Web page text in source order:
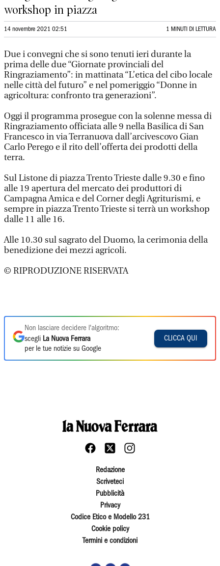
workshop in piazza
14 novembre 2021 02:51 1 MINUTI DI LETTURA
Due i convegni che si sono tenuti ieri durante la
prima delle due “Giornate provinciali del
Ringraziamento”: in mattinata “L’etica del cibo locale
nelle città del futuro” e nel pomeriggio “Donne in
agricoltura: confronto tra generazioni”.
Oggi il programma prosegue con la solenne messa di
Ringraziamento officiata alle 9 nella Basilica di San
Francesco in via Terranuova dall’arcivescovo Gian
Carlo Perego e il rito dell’offerta dei prodotti della
terra.
Sul Listone di piazza Trento Trieste dalle 9.30 e fino
alle 19 apertura del mercato dei produttori di
Campagna Amica e del Corner degli Agriturismi, e
sempre in piazza Trento Trieste si terrà un workshop
dalle 11 alle 16.
Alle 10.30 sul sagrato del Duomo, la cerimonia della
benedizione dei mezzi agricoli.
© RIPRODUZIONE RISERVATA
Non lasciare decidere l'algoritmo:
scegli La Nuova Ferrara
per le tue notizie su Google
CLICCA QUI
Redazione
Scriveteci
Pubblicità
Privacy
Codice Etico e Modello 231
Cookie policy
Termini e condizioni